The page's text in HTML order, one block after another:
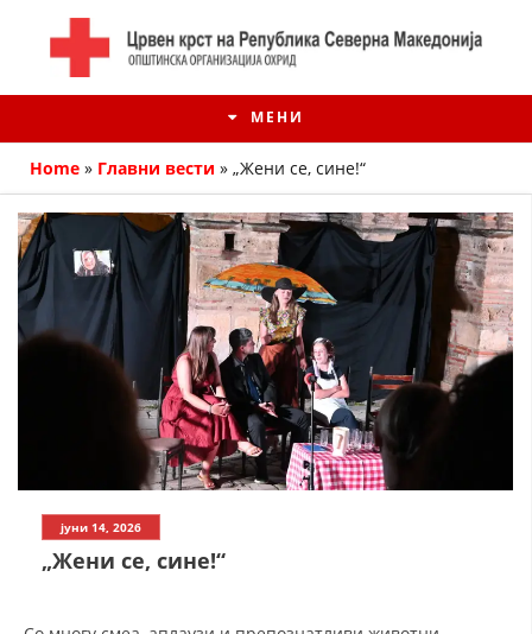
МЕНИ
ИСТОРИЈАТ НА ЦКРМ
ИСТОРИЈАТ НА ДВИЖЕЊЕТО
СТРУКТУРА НА ОРГАНИЗАЦИЈАТА
ЧЛЕНСТВО ВО ПРОФЕСИОНАЛНИ ТЕЛА
Home » Главни вести » „Жени се, сине!“
јуни 14, 2026
„Жени се, сине!“